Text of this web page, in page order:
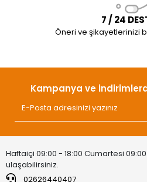
7 / 24
Öneri ve şikayetlerinizi
Kampanya ve
Haftaiçi 09:00 - 18:00 Cumartesi
ulaşabilirsiniz.
02626440407